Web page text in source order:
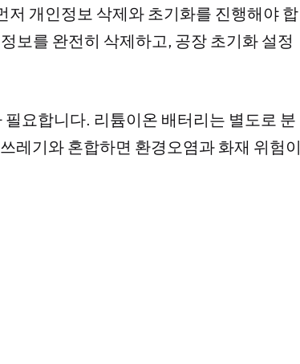
개인정보 삭제와 초기화를 진행해야 합
보를 완전히 삭제하고, 공장 초기화 설정
요합니다. 리튬이온 배터리는 별도로 분
레기와 혼합하면 환경오염과 화재 위험이